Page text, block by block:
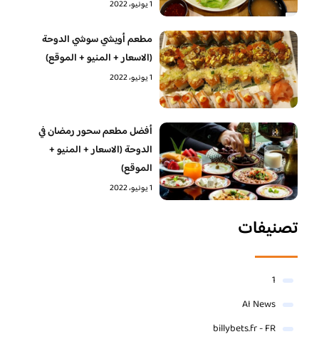
1 يونيو، 2022
مطعم أويشي سوشي الدوحة
(الاسعار + المنيو + الموقع)
1 يونيو، 2022
أفضل مطعم سحور رمضان في
الدوحة (الاسعار + المنيو +
الموقع)
1 يونيو، 2022
تصنيفات
1
AI News
billybets.fr - FR